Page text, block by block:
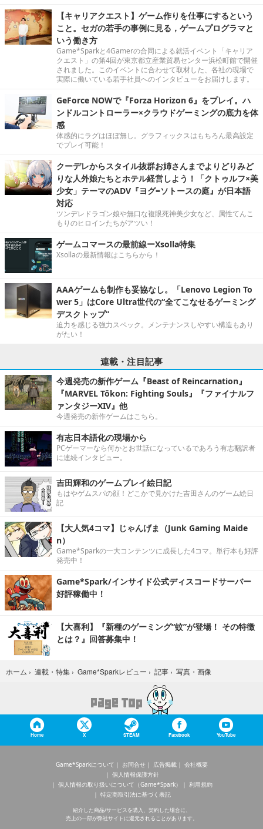
【キャリアクエスト】ゲーム作りを仕事にするという
こと。セガの若手の事例に見る，ゲームプログラマと
いう働き方
Game*Sparkと4Gamerの合同による就活イベント「キャリア
クエスト」の第4回が東京都立産業貿易センター浜松町館で開催
されました。このイベントに合わせて取材した、各社の現場で
実際に働いている若手社員へのインタビューをお届けします。
GeForce NOWで『Forza Horizon 6』をプレイ。ハ
ンドルコントローラー×クラウドゲーミングの底力を体
感
体感的にラグはほぼ無し。グラフィックスはもちろん最高設定
でプレイ可能！
クーデレからスタイル抜群お姉さんまでよりどりみど
りな人外娘たちとホテル経営しよう！「クトゥルフ×美
少女」テーマのADV『ヨグ=ソトースの庭』が日本語
対応
ツンデレドラゴン娘や無口な複眼死神美少女など、属性てんこ
もりのヒロインたちがアツい！
ゲームコマースの最前線ーXsolla特集
Xsollaの最新情報はこちらから！
AAAゲームも制作も妥協なし。「Lenovo Legion To
wer 5」はCore Ultra世代の“全てこなせるゲーミング
デスクトップ”
迫力を感じる強力スペック。メンテナンスしやすい構造もあり
がたい！
連載・注目記事
今週発売の新作ゲーム『Beast of Reincarnation』
『MARVEL Tōkon: Fighting Souls』『ファイナルフ
ァンタジーXIV』他
今週発売の新作ゲームはこちら。
有志日本語化の現場から
PCゲーマーなら何かとお世話になっているであろう有志翻訳者
に連続インタビュー。
吉田輝和のゲームプレイ絵日記
もはやゲムスパの顔！どこかで見かけた吉田さんのゲーム絵日
記
【大人気4コマ】じゃんげま（Junk Gaming Maide
n）
Game*Sparkの一大コンテンツに成長した4コマ。単行本も好評
発売中！
Game*Spark/インサイド公式ディスコードサーバー
好評稼働中！
【大喜利】『新種のゲーミング“蚊”が登場！ その特徴
とは？』回答募集中！
ホーム › 連載・特集 › Game*Sparkレビュー › 記事 › 写真・画像
Home X STEAM Facebook YouTube
Game*Sparkについて お問合せ 広告掲載
会社概要
個人情報保護方針
個人情報の取り扱いについて（Game*Spark）
利用規約
特定商取引法に基づく表記
紹介した商品/サービスを購入、契約した場合に、
売上の一部が弊社サイトに還元されることがあります。